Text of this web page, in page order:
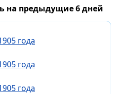
на предыдущие 6 дней
года
года
года